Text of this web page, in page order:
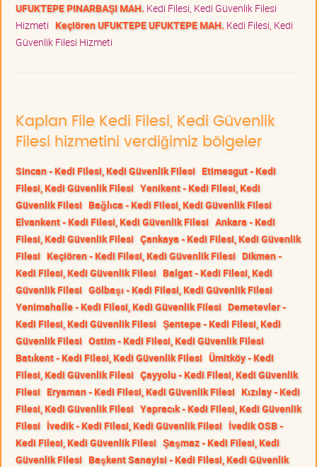
UFUKTEPE PINARBAŞI MAH. Kedi Filesi, Kedi Güvenlik Filesi
Hizmeti Keçiören UFUKTEPE UFUKTEPE MAH. Kedi Filesi, Kedi
Güvenlik Filesi Hizmeti
Kaplan File Kedi Filesi, Kedi Güvenlik
Filesi hizmetini verdiğimiz bölgeler
Sincan - Kedi Filesi, Kedi Güvenlik Filesi Etimesgut - Kedi
Filesi, Kedi Güvenlik Filesi Yenikent - Kedi Filesi, Kedi
Güvenlik Filesi Bağlıca - Kedi Filesi, Kedi Güvenlik Filesi
Elvankent - Kedi Filesi, Kedi Güvenlik Filesi Ankara - Kedi
Filesi, Kedi Güvenlik Filesi Çankaya - Kedi Filesi, Kedi Güvenlik
Filesi Keçiören - Kedi Filesi, Kedi Güvenlik Filesi Dikmen -
Kedi Filesi, Kedi Güvenlik Filesi Balgat - Kedi Filesi, Kedi
Güvenlik Filesi Gölbaşı - Kedi Filesi, Kedi Güvenlik Filesi
Yenimahalle - Kedi Filesi, Kedi Güvenlik Filesi Demetevler -
Kedi Filesi, Kedi Güvenlik Filesi Şentepe - Kedi Filesi, Kedi
Güvenlik Filesi Ostim - Kedi Filesi, Kedi Güvenlik Filesi
Batıkent - Kedi Filesi, Kedi Güvenlik Filesi Ümitköy - Kedi
Filesi, Kedi Güvenlik Filesi Çayyolu - Kedi Filesi, Kedi Güvenlik
Filesi Eryaman - Kedi Filesi, Kedi Güvenlik Filesi Kızılay - Kedi
Filesi, Kedi Güvenlik Filesi Yapracık - Kedi Filesi, Kedi Güvenlik
Filesi İvedik - Kedi Filesi, Kedi Güvenlik Filesi İvedik OSB -
Kedi Filesi, Kedi Güvenlik Filesi Şaşmaz - Kedi Filesi, Kedi
Güvenlik Filesi Başkent Sanayisi - Kedi Filesi, Kedi Güvenlik